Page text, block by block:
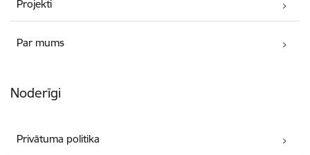
Projekti
Par mums
Noderīgi
Privātuma politika